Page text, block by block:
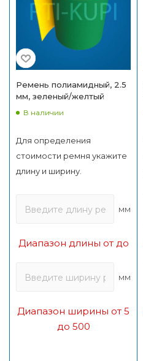
Ремень полиамидный, 2.5
мм, зеленый/желтый
В наличии
Для определения
стоимости ремня укажите
длину и ширину.
мм
Диапазон длины от до
мм
Диапазон ширины от 5
до 500